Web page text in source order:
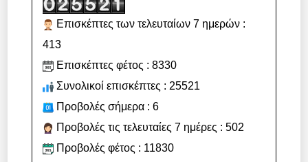
Επισκέπτες των τελευταίων 7 ημερών :
413
Επισκέπτες φέτος : 8330
Συνολικοί επισκέπτες : 25521
Προβολές σήμερα : 6
Προβολές τις τελευταίες 7 ημέρες : 502
Προβολές φέτος : 11830